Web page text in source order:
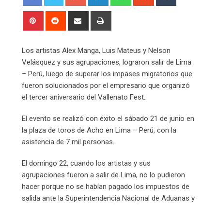
Pinterest Reddit
Share
Los artistas Alex Manga, Luis Mateus y Nelson
Velásquez y sus agrupaciones, lograron salir de Lima
– Perú, luego de superar los impases migratorios que
fueron solucionados por el empresario que organizó
el tercer aniversario del Vallenato Fest.
El evento se realizó con éxito el sábado 21 de junio en
la plaza de toros de Acho en Lima – Perú, con la
asistencia de 7 mil personas.
El domingo 22, cuando los artistas y sus
agrupaciones fueron a salir de Lima, no lo pudieron
hacer porque no se habían pagado los impuestos de
salida ante la Superintendencia Nacional de Aduanas y